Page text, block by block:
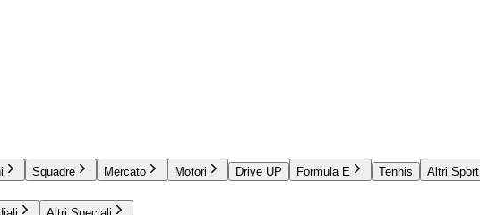
Squadre Mercato Motori Drive UP Formula E Tennis Altri Sport